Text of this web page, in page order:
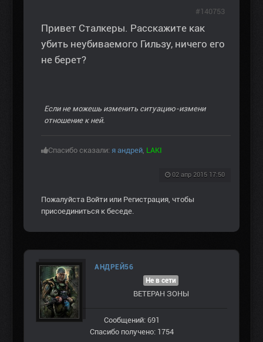
Привет Сталкеры. Расскажите как
убить неубиваемого Гильзу, ничего его
не берет?
Если не можешь изменить ситуацию-измени
отношение к ней.
Спасибо сказали: я андрей, LAKI
02 апр 2015 17:50
#140753
Пожалуйста Войти или Регистрация, чтобы
присоединиться к беседе.
АНДРЕЙ56
Не в сети
ВЕТЕРАН ЗOНЫ
Сообщений: 691
Спасибо получено: 1754